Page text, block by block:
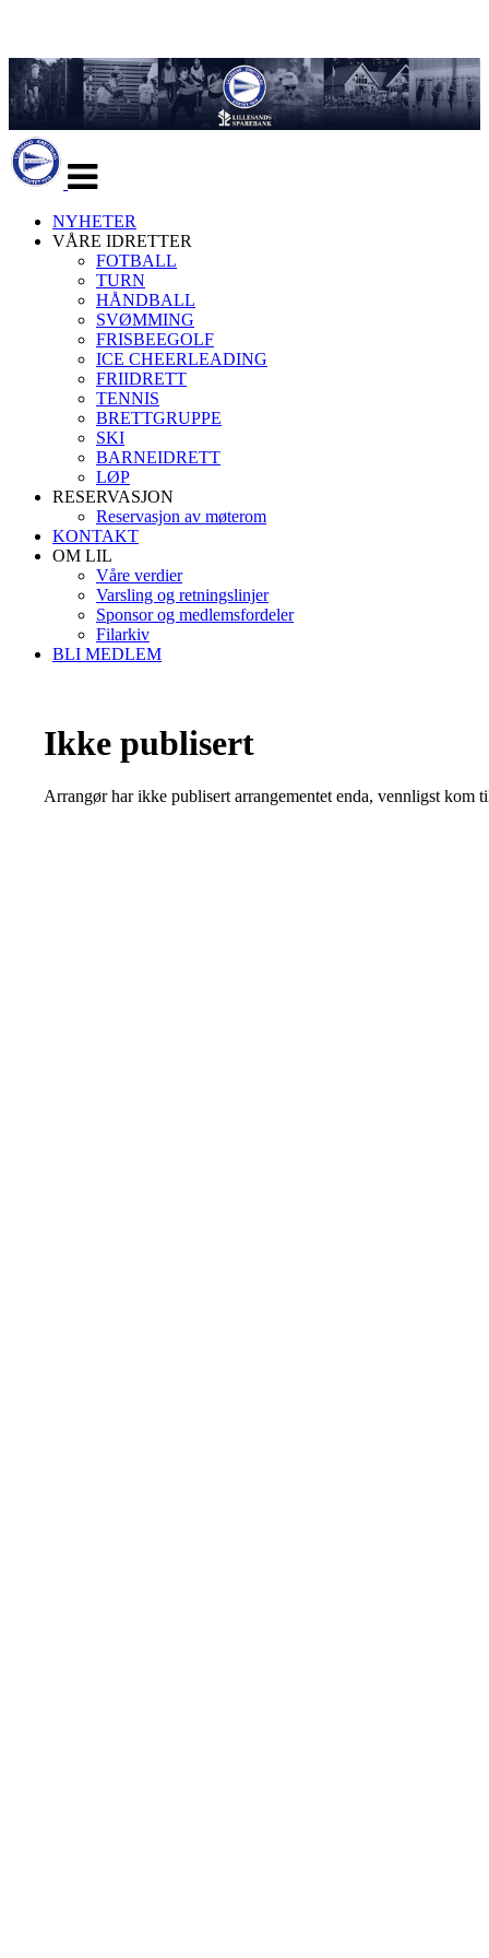
navigasjon
NYHETER
VÅRE IDRETTER
FOTBALL
TURN
HÅNDBALL
SVØMMING
FRISBEEGOLF
ICE CHEERLEADING
FRIIDRETT
TENNIS
BRETTGRUPPE
SKI
BARNEIDRETT
LØP
RESERVASJON
Reservasjon av møterom
KONTAKT
OM LIL
Våre verdier
Varsling og retningslinjer
Sponsor og medlemsfordeler
Filarkiv
BLI MEDLEM
Ikke publisert
Arrangør har ikke publisert arrangementet enda, vennligst kom